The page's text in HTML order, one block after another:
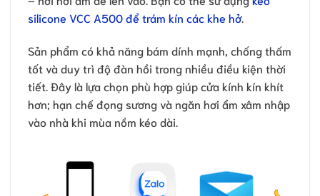
silicone VCC A500 để trám kín các khe hở.
Sản phẩm có khả năng bám dính mạnh, chống thấm
tốt và duy trì độ đàn hồi trong nhiều điều kiện thời
tiết. Đây là lựa chọn phù hợp giúp cửa kính kín khít
hơn; hạn chế đọng sương và ngăn hơi ẩm xâm nhập
vào nhà khi mùa nồm kéo dài.